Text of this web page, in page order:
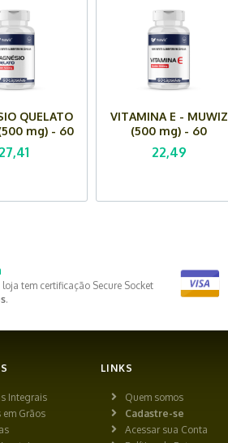
QUELATO
mg) - 60
27,41
VITAMINA E - MUWIZ
(500 mg) - 60
Cápsulas
22,49
tem certificação Secure Socket
.
Integrais
em Grãos
LINKS
Quem somos
Cadastre-se
Acessar sua Conta